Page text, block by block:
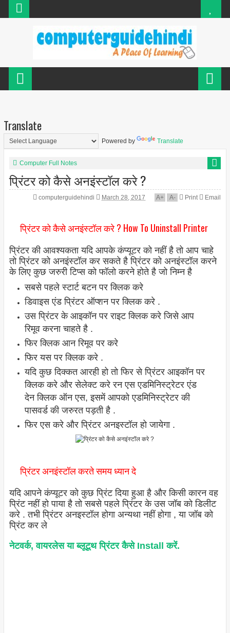
Translate
Powered by Translate
Computer Full Notes
प्रिंटर को कैसे अनइंस्टॉल करे ?
computerguidehindi March 28, 2017 A+ A- Print Email
प्रिंटर को कैसे अनइंस्टॉल करे ? How To Uninstall Printer
प्रिंटर की आवश्यकता यदि आपके कंप्यूटर को नहीं है तो आप चाहे
तो प्रिंटर को अनइंस्टॉल कर सकते है प्रिंटर को अनइंस्टॉल करने
के लिए कुछ जरुरी टिप्स को फॉलो करने होते है जो निम्न है
सबसे पहले स्टार्ट बटन पर क्लिक करे
डिवाइस एंड प्रिंटर ऑप्शन पर क्लिक करे .
उस प्रिंटर के आइकॉन पर राइट क्लिक करे जिसे आप
रिमूव करना चाहते है .
फिर क्लिक आन रिमूव पर करे
फिर यस पर क्लिक करे .
यदि कुछ दिक्कत आरही हो तो फिर से प्रिंटर आइकॉन पर
क्लिक करे और सेलेक्ट करे रन एस एडमिनिस्ट्रेटर एंड
देन क्लिक ऑन एस, इसमें आपको एडमिनिस्ट्रेटर की
पासवर्ड की जरुरत पड़ती है .
फिर एस करे और प्रिंटर अनइस्टॉल हो जायेगा .
प्रिंटर अनइंस्टॉल करते समय ध्यान दे
यदि आपने कंप्यूटर को कुछ प्रिंट दिया हुआ है और किसी कारन वह
प्रिंट नहीं हो पाया है तो सबसे पहले प्रिंटर के उस जॉब को डिलीट
करे . तभी प्रिंटर अनइस्टॉल होगा अन्यथा नहीं होगा , या जॉब को
प्रिंट कर ले
नेटवर्क, वायरलेस या ब्लूटूथ प्रिंटर कैसे Install करें.